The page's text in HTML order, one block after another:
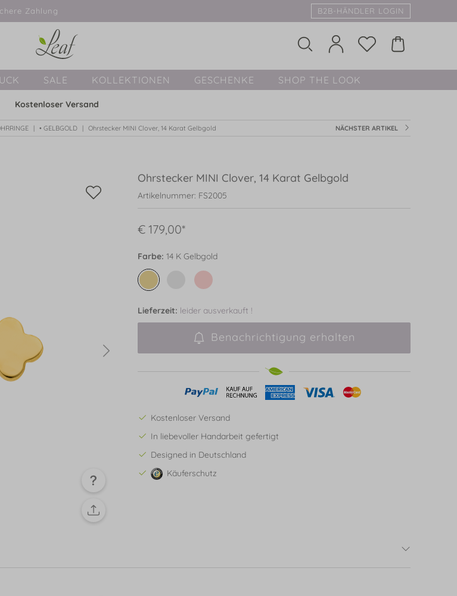
Zahlung B2B-HÄNDLER LOGIN
SALE KOLLEKTIONEN GESCHENKE SHOP THE LOOK
Kostenloser Versand
• GELBGOLD Ohrstecker MINI Clover, 14 Karat Gelbgold NÄCHSTER ARTIKEL
Ohrstecker MINI Clover, 14 Karat Gelbgold
Artikelnummer: FS2005
€ 179,00*
Farbe: 14 K Gelbgold
Lieferzeit: leider ausverkauft !
Benachrichtigung erhalten
Kostenloser Versand
In liebevoller Handarbeit gefertigt
Designed in Deutschland
Käuferschutz